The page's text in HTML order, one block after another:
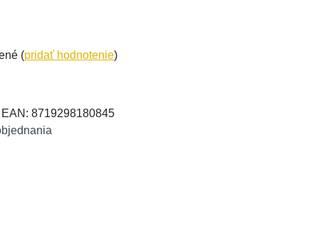
(pridať hodnotenie)
8719298180845